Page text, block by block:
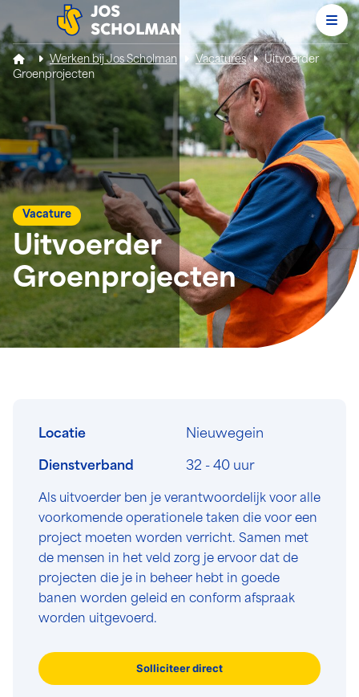
Jos Scholman
Werken bij Jos Scholman Vacatures
Uitvoerder
Groenprojecten
Uitvoerder
Groenprojecten
Vacature
Locatie Nieuwegein
Dienstverband 32 - 40 uur
Als uitvoerder ben je verantwoordelijk voor alle
voorkomende operationele taken die voor een
project moeten worden verricht. Samen met
de mensen in het veld zorg je ervoor dat de
projecten die je in beheer hebt in goede
banen worden geleid en conform afspraak
worden uitgevoerd.
Solliciteer direct